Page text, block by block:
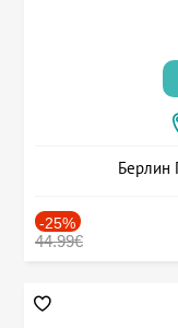
Берлин
-25%
44.99€